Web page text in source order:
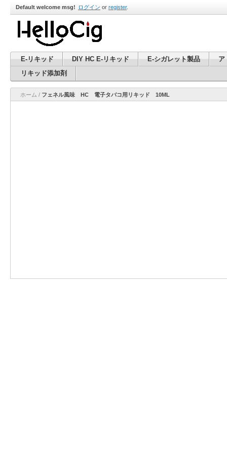
Default welcome msg! ログイン or register.
E-リキッド DIY HC E-リキッド E-シガレット製品
ア
リキッド添加剤
ホーム / フェネル風味 HC 電子タバコ用リキッド 10ML